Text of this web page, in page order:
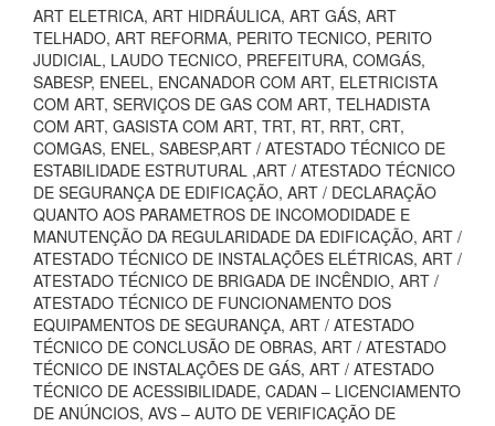
ART ELETRICA, ART HIDRÁULICA, ART GÁS, ART
TELHADO, ART REFORMA, PERITO TECNICO, PERITO
JUDICIAL, LAUDO TECNICO, PREFEITURA, COMGÁS,
SABESP, ENEEL, ENCANADOR COM ART, ELETRICISTA
COM ART, SERVIÇOS DE GAS COM ART, TELHADISTA
COM ART, GASISTA COM ART, TRT, RT, RRT, CRT,
COMGAS, ENEL, SABESP,ART / ATESTADO TÉCNICO DE
ESTABILIDADE ESTRUTURAL ,ART / ATESTADO TÉCNICO
DE SEGURANÇA DE EDIFICAÇÃO, ART / DECLARAÇÃO
QUANTO AOS PARAMETROS DE INCOMODIDADE E
MANUTENÇÃO DA REGULARIDADE DA EDIFICAÇÃO, ART /
ATESTADO TÉCNICO DE INSTALAÇÕES ELÉTRICAS, ART /
ATESTADO TÉCNICO DE BRIGADA DE INCÊNDIO, ART /
ATESTADO TÉCNICO DE FUNCIONAMENTO DOS
EQUIPAMENTOS DE SEGURANÇA, ART / ATESTADO
TÉCNICO DE CONCLUSÃO DE OBRAS, ART / ATESTADO
TÉCNICO DE INSTALAÇÕES DE GÁS, ART / ATESTADO
TÉCNICO DE ACESSIBILIDADE, CADAN – LICENCIAMENTO
DE ANÚNCIOS, AVS – AUTO DE VERIFICAÇÃO DE